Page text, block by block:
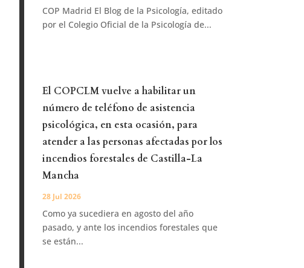
COP Madrid El Blog de la Psicología, editado
por el Colegio Oficial de la Psicología de...
El COPCLM vuelve a habilitar un
número de teléfono de asistencia
psicológica, en esta ocasión, para
atender a las personas afectadas por los
incendios forestales de Castilla-La
Mancha
28 Jul 2026
Como ya sucediera en agosto del año
pasado, y ante los incendios forestales que
se están...